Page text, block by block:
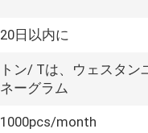
20日以内に
トン/ Tは、ウェスタン
ネーグラム
1000pcs/month